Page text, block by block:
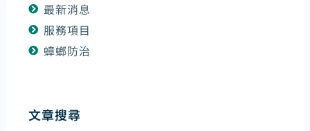
最新消息
服務項目
蟑螂防治
文章搜尋